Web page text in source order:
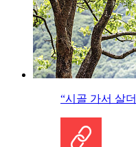
“시골 가서 살